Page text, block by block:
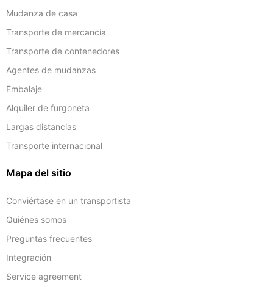
Mudanza de casa
Transporte de mercancía
Transporte de contenedores
Agentes de mudanzas
Embalaje
Alquiler de furgoneta
Largas distancias
Transporte internacional
Mapa del sitio
Conviértase en un transportista
Quiénes somos
Preguntas frecuentes
Integración
Service agreement